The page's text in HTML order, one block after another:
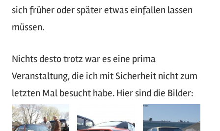
sich früher oder später etwas einfallen lassen
müssen.
Nichts desto trotz war es eine prima
Veranstaltung, die ich mit Sicherheit nicht zum
letzten Mal besucht habe. Hier sind die Bilder: